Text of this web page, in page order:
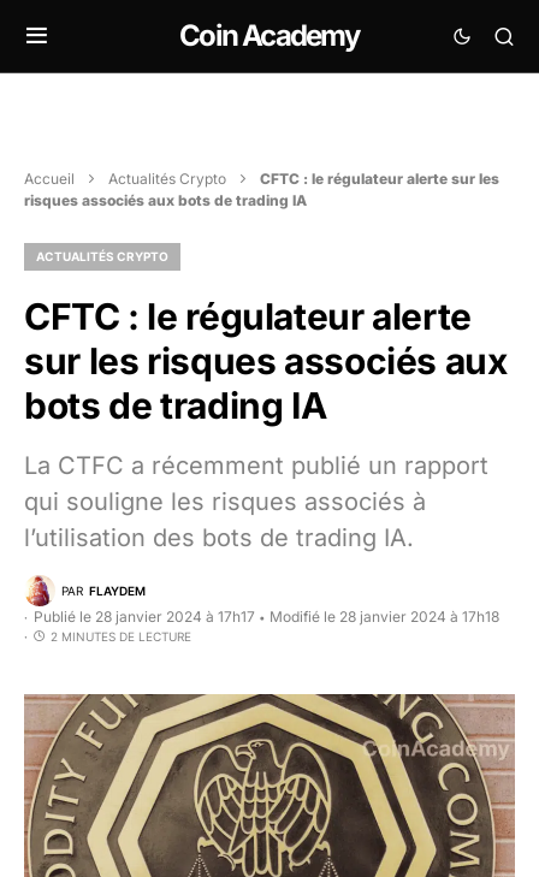
Coin Academy
Accueil Actualités Crypto
CFTC : le régulateur alerte sur les
risques associés aux bots de trading IA
ACTUALITÉS CRYPTO
CFTC : le régulateur alerte
sur les risques associés aux
bots de trading IA
La CTFC a récemment publié un rapport
qui souligne les risques associés à
l’utilisation des bots de trading IA.
PAR FLAYDEM
Publié le 28 janvier 2024 à 17h17 • Modifié le 28 janvier 2024 à 17h18
2 MINUTES DE LECTURE